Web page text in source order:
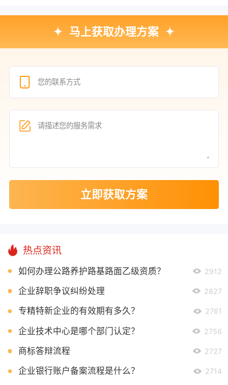
马上获取办理方案
立即获取方案
热点资讯
如何办理公路养护路基路面乙级资质？ 2912
企业辞职争议纠纷处理 2827
专精特新企业的有效期有多久？ 2761
企业技术中心是哪个部门认定？ 2756
商标答辩流程 2727
企业银行账户备案流程是什么？ 2714